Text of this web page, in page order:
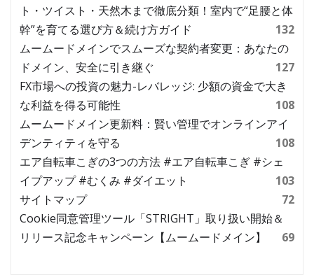
ト・ツイスト・天然木まで徹底分類！室内で“足腰と体
幹”を育てる選び方＆続け方ガイド
132
ムームードメインでスムーズな契約者変更：あなたの
ドメイン、安全に引き継ぐ
127
FX市場への投資の魅力-レバレッジ: 少額の資金で大き
な利益を得る可能性
108
ムームードメイン更新料：賢い管理でオンラインアイ
デンティティを守る
108
エア自転車こぎの3つの方法 #エア自転車こぎ #シェ
イプアップ #むくみ #ダイエット
103
サイトマップ
72
Cookie同意管理ツール「STRIGHT」取り扱い開始＆
リリース記念キャンペーン【ムームードメイン】
69